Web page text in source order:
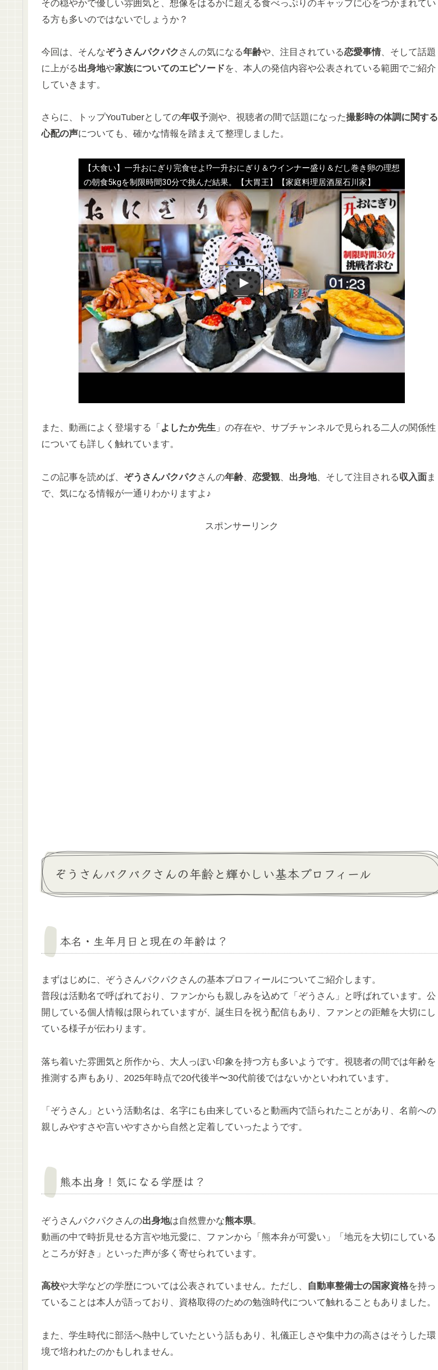
その穏やかで優しい雰囲気と、想像をはるかに超える食べっぷりのギャップに心をつかまれてい
る方も多いのではないでしょうか？
今回は、そんなぞうさんパクパク さんの気になる年齢や、注目されている恋愛事情、そして話題
に上がる出身地や家族についてのエピソードを、本人の発信内容や公表されている範囲でご紹介
していきます。
さらに、トップYouTuberとしての年収予測や、視聴者の間で話題になった撮影時の体調に関する
心配の声についても、確かな情報を踏まえて整理しました。
【大食い】一升おにぎり完食せよ⁉️一升おにぎり＆ウインナー盛り＆だし巻き卵の理想
の朝食5kgを制限時間30分で挑んだ結果。【大胃王】【家庭料理居酒屋石川家】
また、動画によく登場する「 よしたか先生 」の存在や、サブチャンネルで見られる二人の関係性
についても詳しく触れています。
この記事を読めば、 ぞうさんパクパク さんの年齢、 恋愛観、 出身地、そして注目される収入面 ま
で、気になる情報が一通りわかりますよ♪
スポンサーリンク
ぞうさんパクパクさんの年齢と輝かしい基本プロフィール
本名・生年月日と現在の年齢は？
まずはじめに、ぞうさんパクパクさんの基本プロフィールについてご紹介します。
普段は活動名で呼ばれており、ファンからも親しみを込めて「ぞうさん」と呼ばれています。公
開している個人情報は限られていますが、誕生日を祝う配信もあり、ファンとの距離を大切にし
ている様子が伝わります。
落ち着いた雰囲気と所作から、大人っぽい印象を持つ方も多いようです。視聴者の間では年齢を
推測する声もあり、2025年時点で20代後半〜30代前後ではないかといわれています。
「ぞうさん」という活動名は、名字にも由来していると動画内で語られたことがあり、名前への
親しみやすさや言いやすさから自然と定着していったようです。
熊本出身！気になる学歴は？
ぞうさんパクパクさんの出身地は自然豊かな熊本県。
動画の中で時折見せる方言や地元愛に、ファンから「熊本弁が可愛い」「地元を大切にしている
ところが好き」といった声が多く寄せられています。
高校や大学などの学歴については公表されていません。ただし、 自動車整備士の国家資格を持っ
ていることは本人が語っており、資格取得のための勉強時代について触れることもありました。
また、学生時代に部活へ熱中していたという話もあり、礼儀正しさや集中力の高さはそうした環
境で培われたのかもしれません。